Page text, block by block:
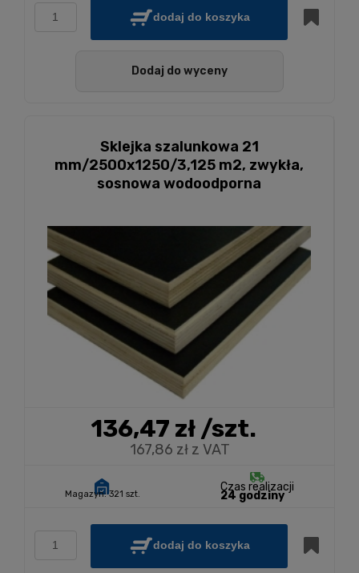
dodaj do koszyka
Dodaj do wyceny
Sklejka szalunkowa 21
mm/2500x1250/3,125 m2, zwykła,
sosnowa wodoodporna
136,47 zł /szt.
167,86 zł z VAT
Magazyn: 321 szt. Czas realizacji
24 godziny
dodaj do koszyka